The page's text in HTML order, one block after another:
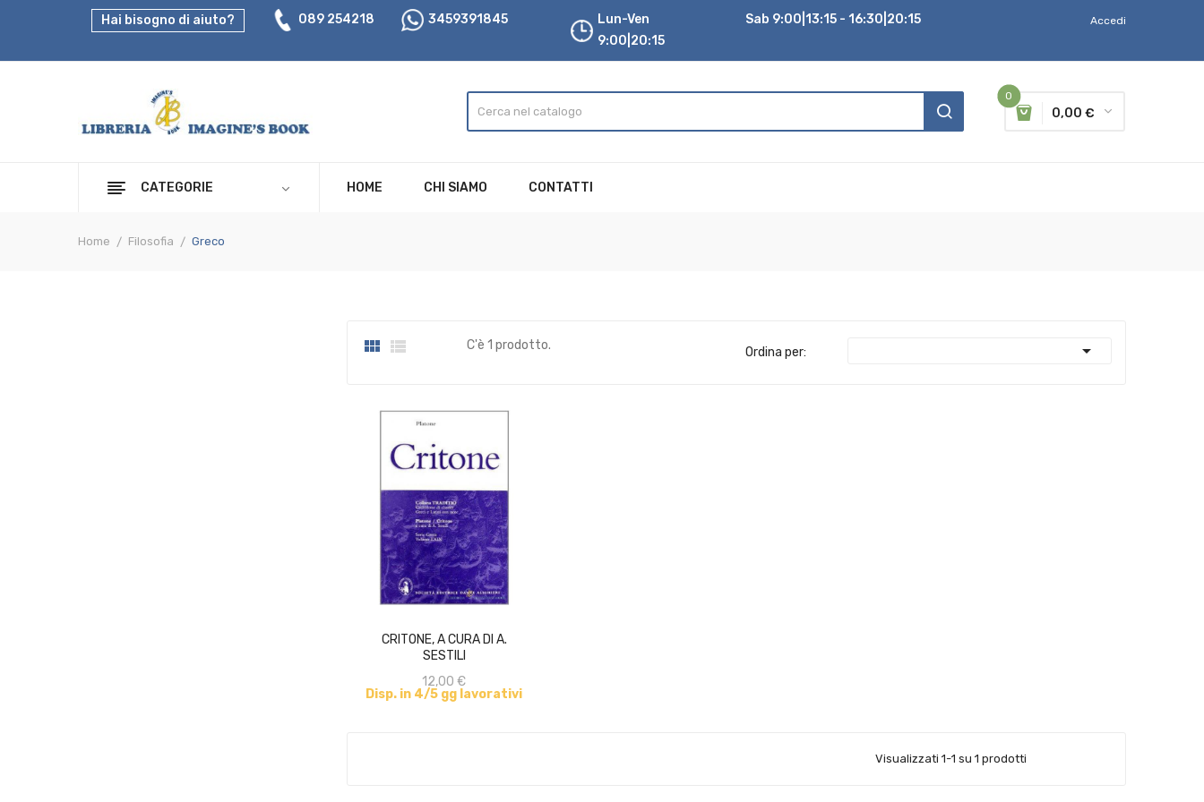
Hai bisogno di aiuto? 089 254218 3459391845
Lun-Ven
9:00|20:15
Sab 9:00|13:15 - 16:30|20:15 Accedi
0
0,00 €
CATEGORIE HOME CHI SIAMO CONTATTI
Home Filosofia Greco
  C'è 1 prodotto. Ordina per: 
CRITONE, A CURA DI A.
SESTILI
12,00 €
Disp. in 4/5 gg lavorativi
ACQUISTA
Visualizzati 1-1 su 1 prodotti